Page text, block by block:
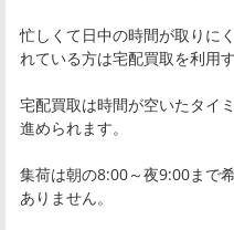
忙しくて日中の時間が取りに
れている方は宅配買取を利用
宅配買取は時間が空いたタイ
進められます。
集荷は朝の8:00～夜9:00まで
ありません。